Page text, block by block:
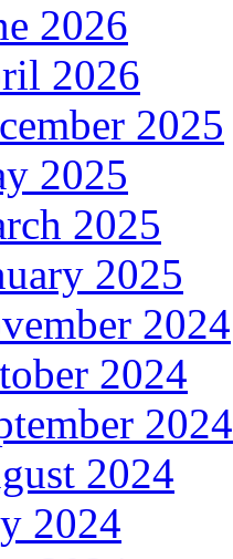
2026
2026
2025
2025
2025
2025
2024
2024
2024
2024
2024